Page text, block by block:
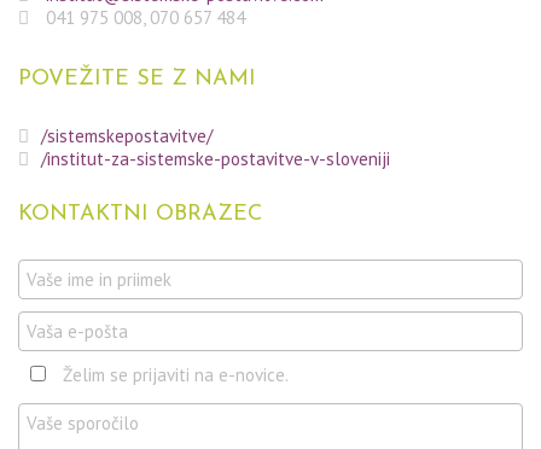
041 975 008, 070 657 484
POVEŽITE SE Z NAMI
/sistemskepostavitve/
/institut-za-sistemske-postavitve-v-sloveniji
KONTAKTNI OBRAZEC
Želim se prijaviti na e-novice.